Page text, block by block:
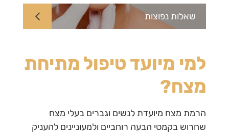
שאלות נפוצות
למי מיועד טיפול מתיחת
מצח?
הרמת מצח מיועדת לנשים וגברים בעלי מצח
שחרוש בקמטי הבעה רוחביים ולמעוניינים להעניק